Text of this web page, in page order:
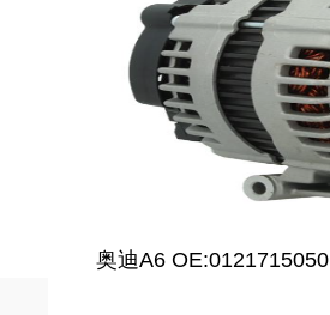
奥迪A6 OE:0121715050